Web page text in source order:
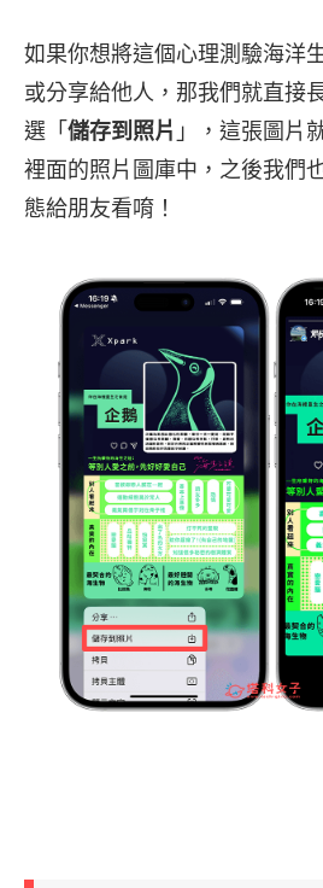
如果你想將這個心理測驗海洋
或分享給他人，那我們就直接
選「 儲存到照片 」，這張圖片
裡面的照片圖庫中，之後我們
態給朋友看唷！